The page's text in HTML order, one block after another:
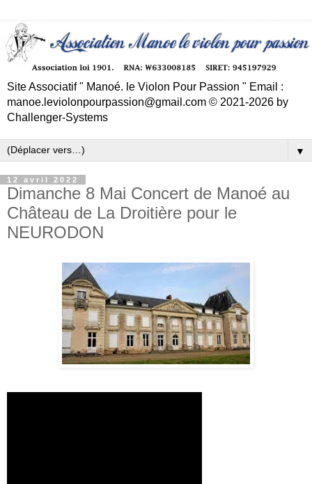
Site Associatif " Manoé. le Violon Pour Passion " Email :
manoe.leviolonpourpassion@gmail.com © 2021-2026 by
Challenger-Systems
▼
12 avril 2022
Dimanche 8 Mai Concert de Manoé au
Château de La Droitière pour le
NEURODON